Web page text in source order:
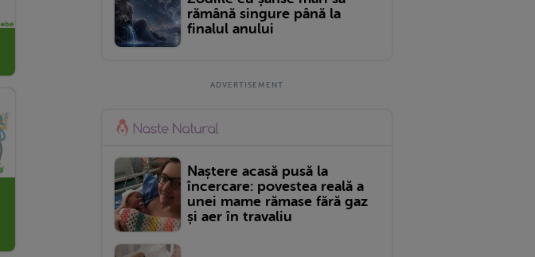
rămână singure până la
finalul anului
Naștere acasă pusă la
încercare: povestea reală a
unei mame rămase fără gaz
și aer în travaliu